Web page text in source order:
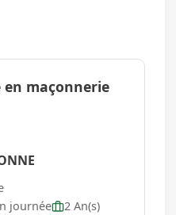
maçonnerie
journée
2 An(s)